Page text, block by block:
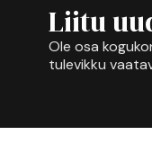
Liitu
Ole osa
tulevikku